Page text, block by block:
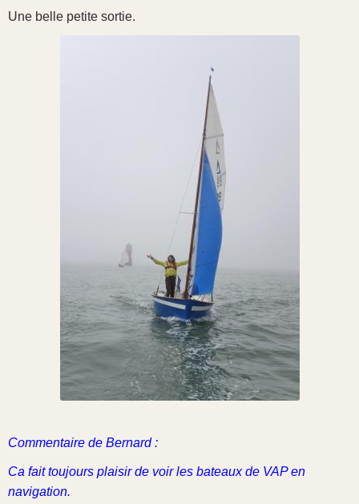
Une belle petite sortie.
Commentaire de Bernard :
Ca fait toujours plaisir de voir les bateaux de VAP en
navigation.